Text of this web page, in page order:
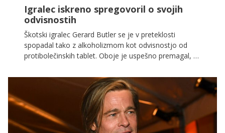
Igralec iskreno spregovoril o svojih
odvisnostih
Škotski igralec Gerard Butler se je v preteklosti
spopadal tako z alkoholizmom kot odvisnostjo od
protibolečinskih tablet. Oboje je uspešno premagal, o
javno.